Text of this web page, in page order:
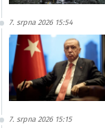
7. srpna 2026 15:54
7. srpna 2026 15:15